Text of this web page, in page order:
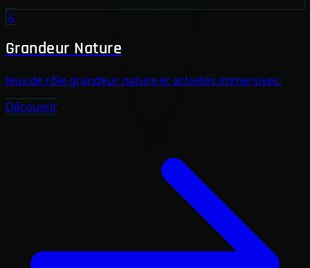
⚔️
Grandeur Nature
Jeux de rôle grandeur nature et activités immersives.
Découvrir